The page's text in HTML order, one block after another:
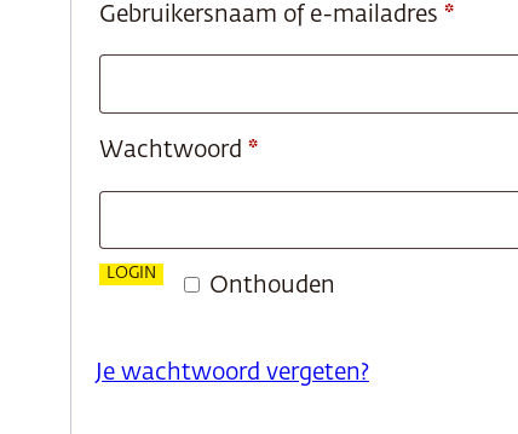
Gebruikersnaam of e-mailadres *Vereist
Wachtwoord *Vereist
Onthouden
LOGIN
Je wachtwoord vergeten?